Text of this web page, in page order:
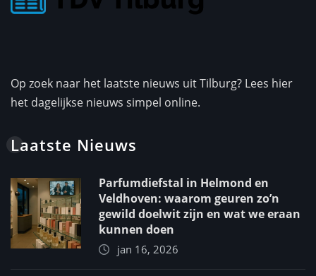
Op zoek naar het laatste nieuws uit Tilburg? Lees hier
het dagelijkse nieuws simpel online.
Laatste Nieuws
Parfumdiefstal in Helmond en
Veldhoven: waarom geuren zo’n
gewild doelwit zijn en wat we eraan
kunnen doen
jan 16, 2026